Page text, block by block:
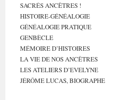
SACRÉS ANCÊTRES !
HISTOIRE-GÉNÉALOGIE
GÉNÉALOGIE PRATIQUE
GENBÈCLE
MÉMOIRE D’HISTOIRES
LA VIE DE NOS ANCÊTRES
LES ATELIERS D’EVELYNE
JÉRÔME LUCAS, BIOGRAPHE